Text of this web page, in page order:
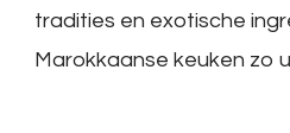
tradities en exotische
Marokkaanse keuken zo